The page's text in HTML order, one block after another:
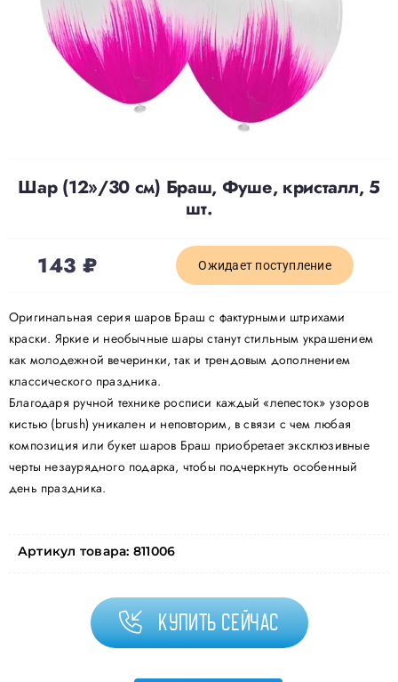
Отзывы
Контакты
Шар (12»/30 см) Браш, Фуше, кристалл, 5
шт.
143 ₽ Ожидает поступление
Оригинальная серия шаров Браш с фактурными штрихами
краски. Яркие и необычные шары станут стильным украшением
как молодежной вечеринки, так и трендовым дополнением
классического праздника.
Благодаря ручной технике росписи каждый «лепесток» узоров
кистью (brush) уникален и неповторим, в связи с чем любая
композиция или букет шаров Браш приобретает эксклюзивные
черты незаурядного подарка, чтобы подчеркнуть особенный
день праздника.
Артикул товара: 811006
Купить сейчас